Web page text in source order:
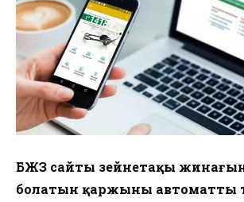
БЖЗҚ сайты зейнетақы
болатын қаржыны автоматты